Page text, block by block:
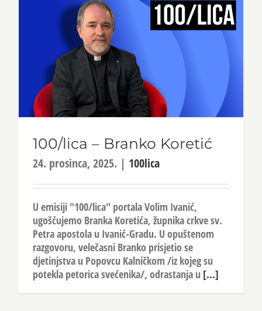
100/lica – Branko Koretić
24. prosinca, 2025. | 100lica
U emisiji "100/lica" portala Volim Ivanić,
ugošćujemo Branka Koretića, župnika crkve sv.
Petra apostola u Ivanić-Gradu. U opuštenom
razgovoru, velečasni Branko prisjetio se
djetinjstva u Popovcu Kalničkom /iz kojeg su
potekla petorica svećenika/, odrastanja u [...]